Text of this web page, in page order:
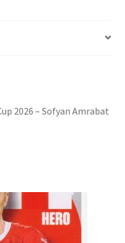
2026 – Sofyan Amrabat